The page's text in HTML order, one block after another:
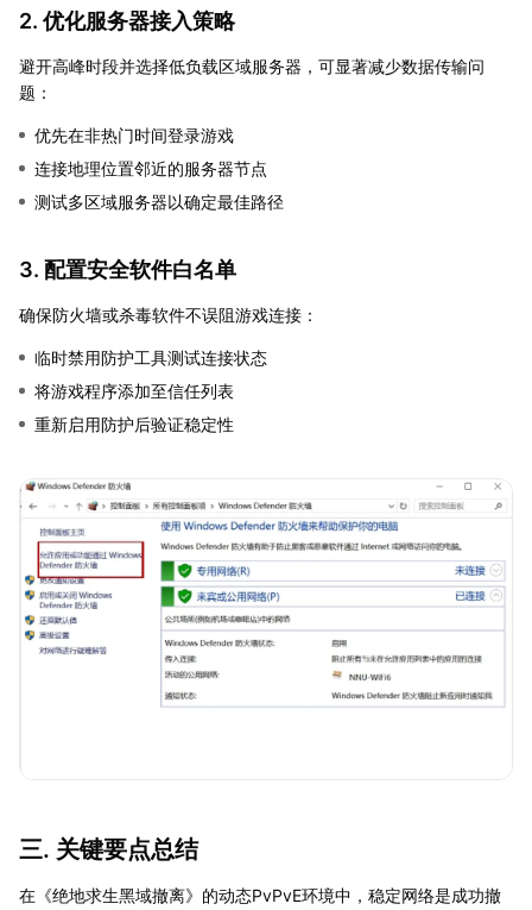
2. 优化服务器接入策略
避开高峰时段并选择低负载区域服务器，可显著减少数据传输问
题：
优先在非热门时间登录游戏
连接地理位置邻近的服务器节点
测试多区域服务器以确定最佳路径
3. 配置安全软件白名单
确保防火墙或杀毒软件不误阻游戏连接：
临时禁用防护工具测试连接状态
将游戏程序添加至信任列表
重新启用防护后验证稳定性
三. 关键要点总结
在《绝地求生黑域撤离》的动态PvPvE环境中，稳定网络是成功撤